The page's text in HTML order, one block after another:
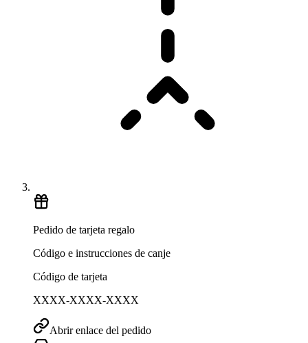
Pedido de tarjeta regalo
Código e instrucciones de canje
Código de tarjeta
XXXX-XXXX-XXXX
Abrir enlace del pedido